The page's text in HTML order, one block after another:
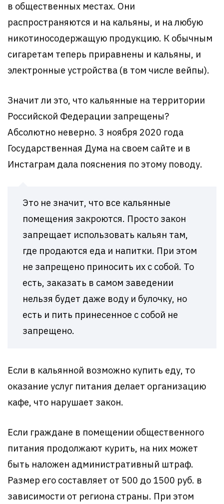
в общественных местах. Они
распространяются и на кальяны, и на любую
никотиносодержащую продукцию. К обычным
сигаретам теперь приравнены и кальяны, и
электронные устройства (в том числе вейпы).
Значит ли это, что кальянные на территории
Российской Федерации запрещены?
Абсолютно неверно. 3 ноября 2020 года
Государственная Дума на своем сайте и в
Инстаграм дала пояснения по этому поводу.
Это не значит, что все кальянные
помещения закроются. Просто закон
запрещает использовать кальян там,
где продаются еда и напитки. При этом
не запрещено приносить их с собой. То
есть, заказать в самом заведении
нельзя будет даже воду и булочку, но
есть и пить принесенное с собой не
запрещено.
Если в кальянной возможно купить еду, то
оказание услуг питания делает организацию
кафе, что нарушает закон.
Если граждане в помещении общественного
питания продолжают курить, на них может
быть наложен административный штраф.
Размер его составляет от 500 до 1500 руб. в
зависимости от региона страны. При этом